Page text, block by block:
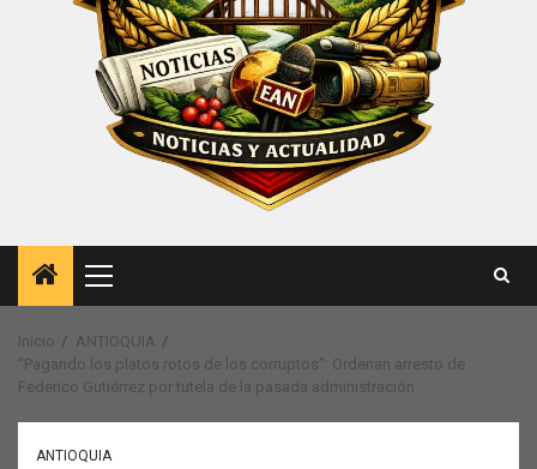
Menú
principal
Inicio
ANTIOQUIA
“Pagando los platos rotos de los corruptos”: Ordenan arresto de
Federico Gutiérrez por tutela de la pasada administración
ANTIOQUIA